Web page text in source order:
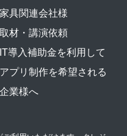
家具関連会社様
取材・講演依頼
IT導入補助金を利用して
アプリ制作を希望される
企業様へ